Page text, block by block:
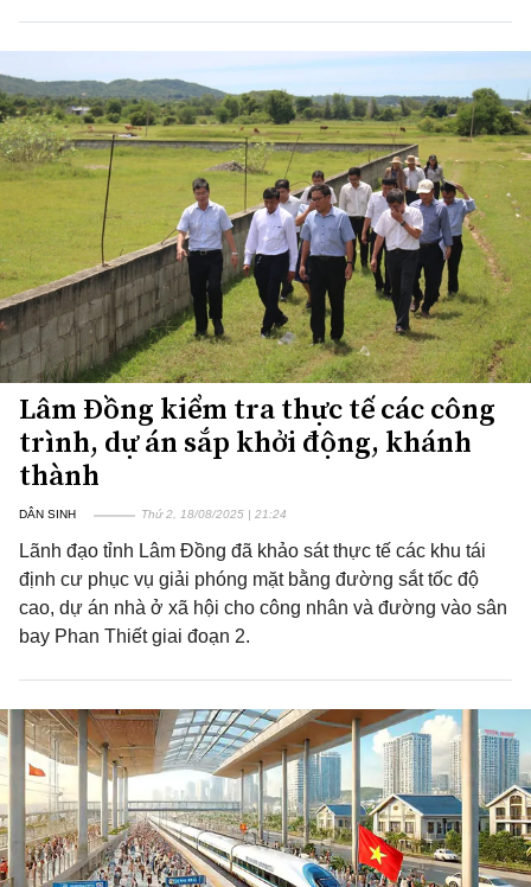
Lâm Đồng kiểm tra thực tế các công
trình, dự án sắp khởi động, khánh
thành
DÂN SINH Thứ 2, 18/08/2025 | 21:24
Lãnh đạo tỉnh Lâm Đồng đã khảo sát thực tế các khu tái
định cư phục vụ giải phóng mặt bằng đường sắt tốc độ
cao, dự án nhà ở xã hội cho công nhân và đường vào sân
bay Phan Thiết giai đoạn 2.